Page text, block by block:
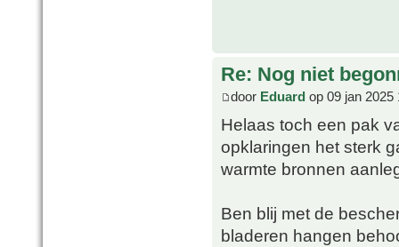
Re: Nog niet
door Eduard op 09 jan 2025
Helaas toch een pak
opklaringen het sterk
warmte bronnen
Ben blij met de
bladeren hangen